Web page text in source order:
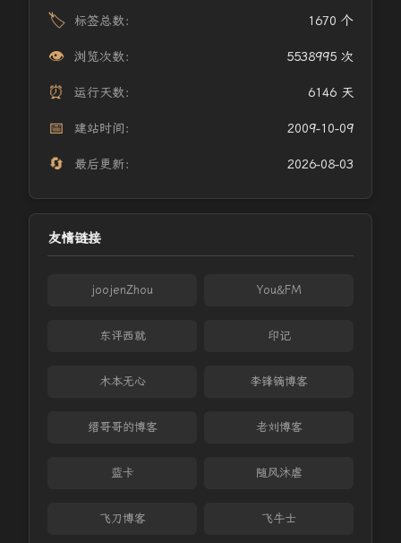
🏷️ 标签总数： 1670 个
👁️ 浏览次数： 5538995 次
⏰ 运行天数： 6146 天
📅 建站时间： 2009-10-09
🔄 最后更新： 2026-08-03
友情链接
joojenZhou You&FM
东评西就 印记
木本无心 李锋镝博客
缙哥哥的博客 老刘博客
蓝卡 随风沐虐
飞刀博客 飞牛士